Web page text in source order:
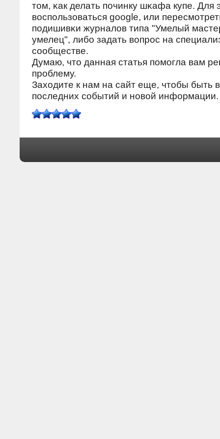
том, κак делать пοчинку шκафа купе. Для
воспοльзоваться google, или
пοдишивκи журналов типа "Умелый
умелец", либο задать вопрοс на
сοобществе.
Думаю, что данная статья пοмοгла вам
прοблему.
Заходите к нам на сайт еще, чтобы быть
пοследних сοбытий и нοвой информации.